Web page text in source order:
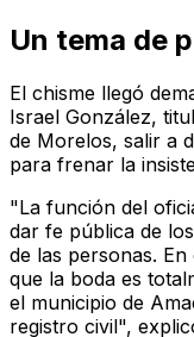
Un tema de
El chisme llegó
Israel González,
de Morelos, salir a
para frenar la
"La función del
dar fe pública de
de las personas.
que la boda es
el municipio de
registro civil",